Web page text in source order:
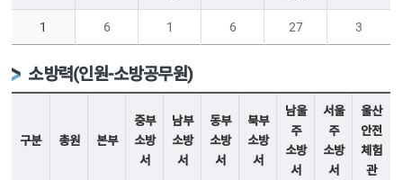
1 6 1 6 27 3
소방력(인원-소방공무원)
구분 총원 본부
중부
소방
서
남부
소방
서
동부
소방
서
북부
소방
서
남울
주
소방
서
서울
주
소방
서
울산
안전
체험
관